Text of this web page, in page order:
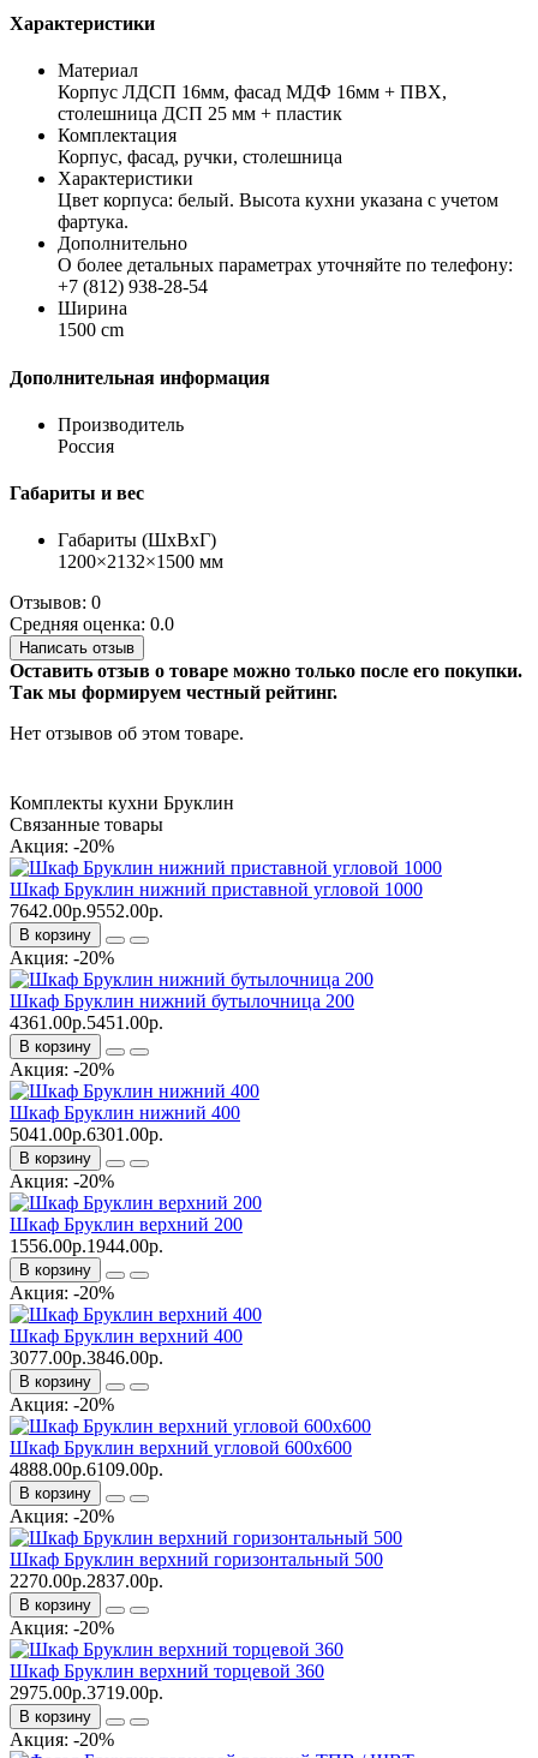
Характеристики
Материал
Корпус ЛДСП 16мм, фасад МДФ 16мм + ПВХ,
столешница ДСП 25 мм + пластик
Комплектация
Корпус, фасад, ручки, столешница
Характеристики
Цвет корпуса: белый. Высота кухни указана с учетом
фартука.
Дополнительно
О более детальных параметрах уточняйте по телефону:
+7 (812) 938-28-54
Ширина
1500 cm
Дополнительная информация
Производитель
Россия
Габариты и вес
Габариты (ШхВхГ)
1200×2132×1500 мм
Отзывов: 0
Средняя оценка: 0.0
Написать отзыв
Оставить отзыв о товаре можно только после его покупки.
Так мы формируем честный рейтинг.
Нет отзывов об этом товаре.
Комплекты кухни Бруклин
Связанные товары
Акция: -20%
Шкаф Бруклин нижний приставной угловой 1000
7642.00р.9552.00р.
В корзину
Акция: -20%
Шкаф Бруклин нижний бутылочница 200
4361.00р.5451.00р.
В корзину
Акция: -20%
Шкаф Бруклин нижний 400
5041.00р.6301.00р.
В корзину
Акция: -20%
Шкаф Бруклин верхний 200
1556.00р.1944.00р.
В корзину
Акция: -20%
Шкаф Бруклин верхний 400
3077.00р.3846.00р.
В корзину
Акция: -20%
Шкаф Бруклин верхний угловой 600x600
4888.00р.6109.00р.
В корзину
Акция: -20%
Шкаф Бруклин верхний горизонтальный 500
2270.00р.2837.00р.
В корзину
Акция: -20%
Шкаф Бруклин верхний торцевой 360
2975.00р.3719.00р.
В корзину
Акция: -20%